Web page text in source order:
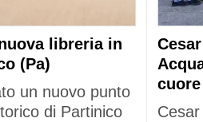
libreria in
(Pa)
un nuovo punto
di Partinico